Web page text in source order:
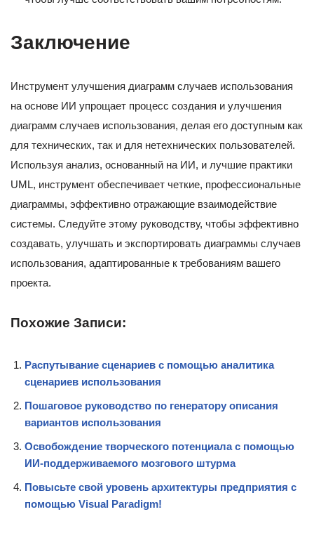
Заключение
Инструмент улучшения диаграмм случаев использования
на основе ИИ упрощает процесс создания и улучшения
диаграмм случаев использования, делая его доступным как
для технических, так и для нетехнических пользователей.
Используя анализ, основанный на ИИ, и лучшие практики
UML, инструмент обеспечивает четкие, профессиональные
диаграммы, эффективно отражающие взаимодействие
системы. Следуйте этому руководству, чтобы эффективно
создавать, улучшать и экспортировать диаграммы случаев
использования, адаптированные к требованиям вашего
проекта.
Похожие Записи:
Распутывание сценариев с помощью аналитика
сценариев использования
Пошаговое руководство по генератору описания
вариантов использования
Освобождение творческого потенциала с помощью
ИИ-поддерживаемого мозгового штурма
Повысьте свой уровень архитектуры предприятия с
помощью Visual Paradigm!